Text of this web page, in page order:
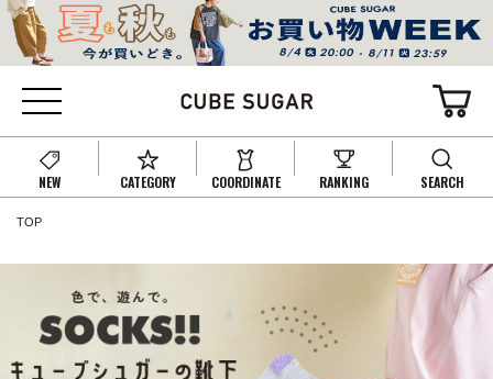
NEW CATEGORY COORDINATE RANKING SEARCH
TOP